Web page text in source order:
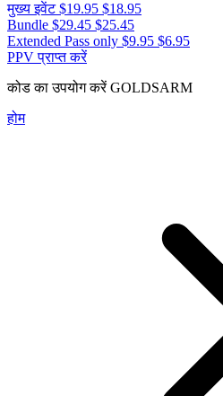
मुख्य इवेंट$19.95 $18.95
Bundle $29.45 $25.45
Extended Pass only $9.95 $6.95
PPV प्राप्त करें
कोड का उपयोग करेंGOLDSARM
होम